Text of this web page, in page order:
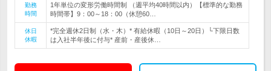
勤務
時間
1年単位の変形労働時間制 （週平均40時間以内）【標準的な勤務
時間帯】9：00～18：00（休憩60…
休日
休暇
*完全週休2日制（水・木）* 有給休暇（10日～20日）└下限日数
は入社半年後に付与* 産前・産後休…